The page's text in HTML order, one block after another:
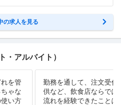
の求人を見る
・アルバイト）
を管
ゃな
い方
勤務を通して、注文受付
供など、飲食店ならでは
流れを経験できたことは